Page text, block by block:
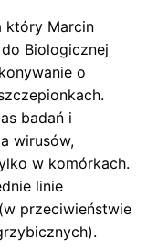
który Marcin
Biologicznej
o
badań i
wirusów,
w komórkach.
linie
przeciwieństwie